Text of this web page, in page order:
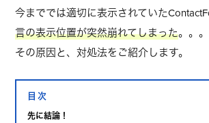
今まででは適切に表示されていた
言の表示位置が突然崩れてしまった。。。
その原因と、対処法をご紹介します。
目次
先に結論！